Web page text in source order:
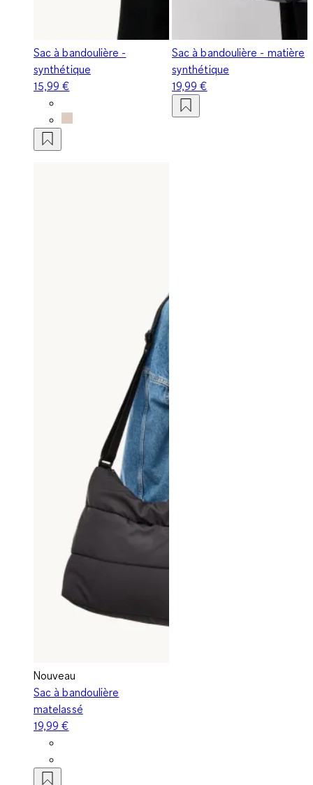
Sac à bandoulière -
synthétique
15,99 €
Sac à bandoulière - matière
synthétique
19,99 €
Nouveau
Sac à bandoulière
matelassé
19,99 €